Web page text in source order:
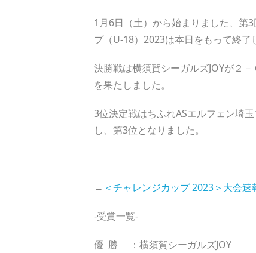
1月6日（土）から始まりました、第
プ（U-18）2023は本日をもって終了
決勝戦は横須賀シーガルズJOYが２
を果たしました。
3位決定戦はちふれASエルフェン埼
し、第3位となりました。
→ ＜チャレンジカップ 2023＞大会速
‐受賞一覧‐
優 勝 ：横須賀シーガルズJOY